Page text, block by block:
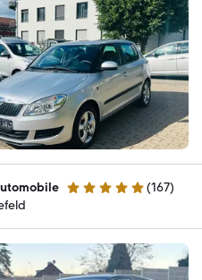
4.9 Sterne (167)